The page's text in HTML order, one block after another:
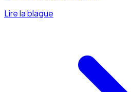
Lire la blague